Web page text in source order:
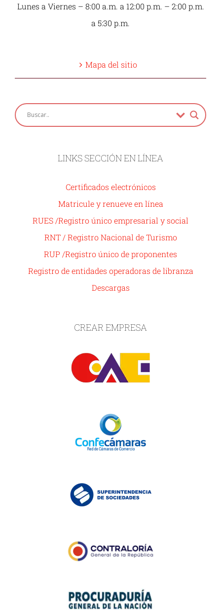
Lunes a Viernes – 8:00 a.m. a 12:00 p.m. – 2:00 p.m.
a 5:30 p.m.
Mapa del sitio
LINKS SECCIÓN EN LÍNEA
Certificados electrónicos
Matricule y renueve en línea
RUES /Registro único empresarial y social
RNT / Registro Nacional de Turismo
RUP /Registro único de proponentes
Registro de entidades operadoras de libranza
Descargas
CREAR EMPRESA